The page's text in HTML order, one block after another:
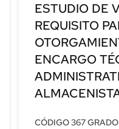
ESTUDIO DE
REQUISITO
ENCARGO
CÓDIGO 367